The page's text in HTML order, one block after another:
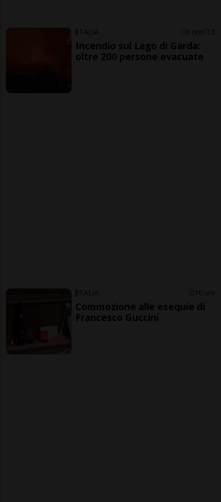
ITALIA 8 ore 12
Incendio sul Lago di Garda:
oltre 200 persone evacuate
ITALIA 10 ore
Commozione alle esequie di
Francesco Guccini